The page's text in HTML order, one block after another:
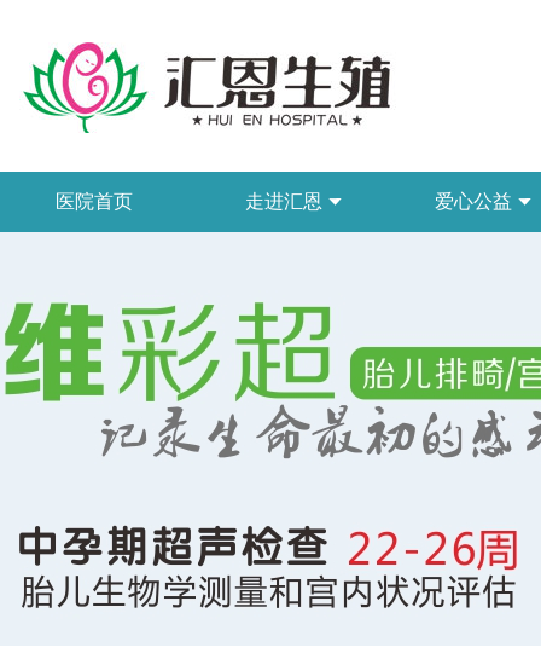
医院首页 走进汇恩 爱心公益